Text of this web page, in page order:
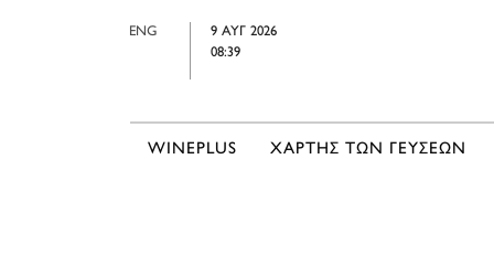
ENG
9 ΑΥΓ 2026
08:39
WINEPLUS ΧΑΡΤΗΣ ΤΩΝ ΓΕΥΣΕΩΝ